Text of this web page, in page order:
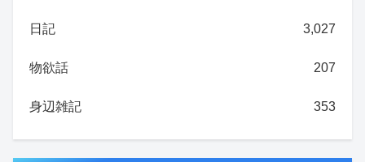
日記 3,027
物欲話 207
身辺雑記 353